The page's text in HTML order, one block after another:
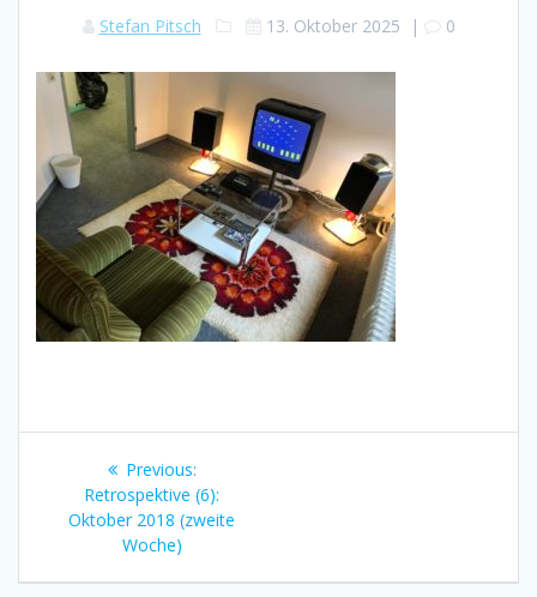
Stefan Pitsch 13. Oktober 2025 | 0
Beitragsnavigation
Previous:Previous
post:
Retrospektive (6):
Oktober 2018 (zweite
Woche)